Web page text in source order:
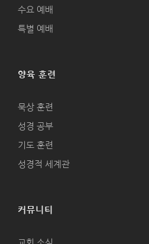
수요 예배
특별 예배
양육 훈련
묵상 훈련
성경 공부
기도 훈련
성경적 세계관
커뮤니티